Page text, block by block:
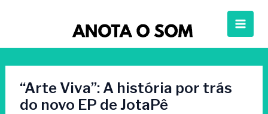
conteúdo
“Arte Viva”: A história por trás
do novo EP de JotaPê